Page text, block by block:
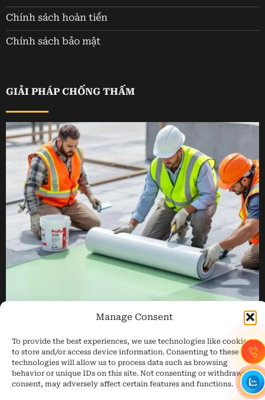
Manage Consent
To provide the best experiences, we use technologies like cookies
to store and/or access device information. Consenting to these
technologies will allow us to process data such as browsing
behavior or unique IDs on this site. Not consenting or withdrawing
consent, may adversely affect certain features and functions.
Chính sách hoàn tiền
Chính sách bảo mật
GIẢI PHÁP CHỐNG THẤM
TRANG CHỦ GIỚI THIỆU
CHỐNG THẤM
HỆ LIÊN KẾT EJOT®
GIẢI PHÁP DỰ ÁN
TIN TỨC
THAM KHẢO
LIÊN HỆ
Copyright 2026 © M&B Technology J.S.C | Giải pháp